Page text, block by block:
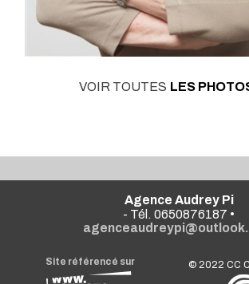
VOIR TOUTES LES
Agence Audrey Pi
- Tél. 0650876187 •
Site référencé sur © 2022CC